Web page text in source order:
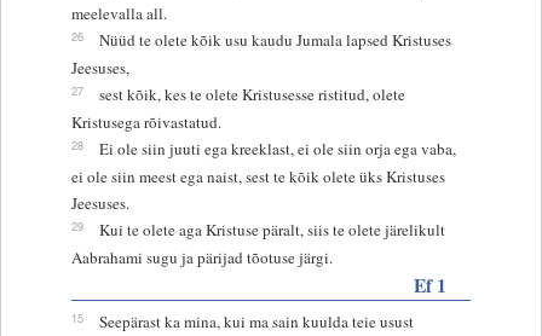
meelevalla all.
26
Nüüd te olete kõik usu kaudu Jumala lapsed Kristuses
Jeesuses,
27
sest kõik, kes te olete Kristusesse ristitud, olete
Kristusega rõivastatud.
28
Ei ole siin juuti ega kreeklast, ei ole siin orja ega vaba,
ei ole siin meest ega naist, sest te kõik olete üks Kristuses
Jeesuses.
29
Kui te olete aga Kristuse päralt, siis te olete järelikult
Aabrahami sugu ja pärijad tõotuse järgi.
Ef 1
15
Seepärast ka mina, kui ma sain kuulda teie usust